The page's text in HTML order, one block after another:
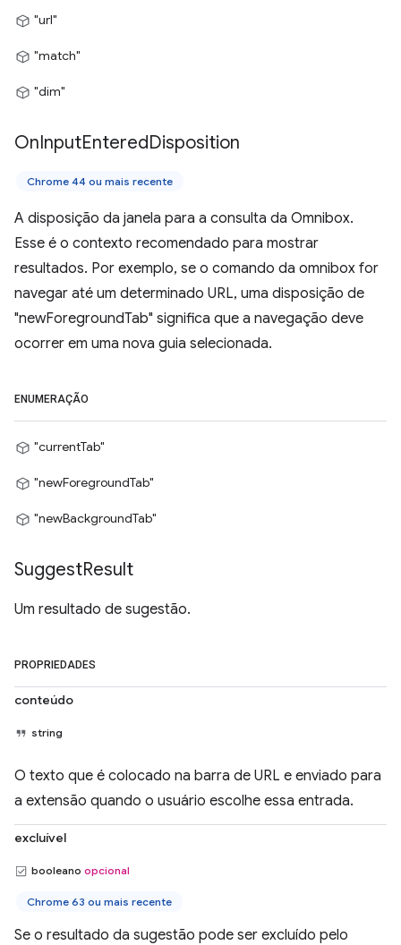
"url"
"match"
"dim"
OnInputEnteredDisposition
Chrome 44 ou mais recente
A disposição da janela para a consulta da Omnibox.
Esse é o contexto recomendado para mostrar
resultados. Por exemplo, se o comando da omnibox for
navegar até um determinado URL, uma disposição de
"newForegroundTab" significa que a navegação deve
ocorrer em uma nova guia selecionada.
ENUMERAÇÃO
"currentTab"
"newForegroundTab"
"newBackgroundTab"
SuggestResult
Um resultado de sugestão.
PROPRIEDADES
conteúdo
string
O texto que é colocado na barra de URL e enviado para
a extensão quando o usuário escolhe essa entrada.
excluível
booleano opcional
Chrome 63 ou mais recente
Se o resultado da sugestão pode ser excluído pelo